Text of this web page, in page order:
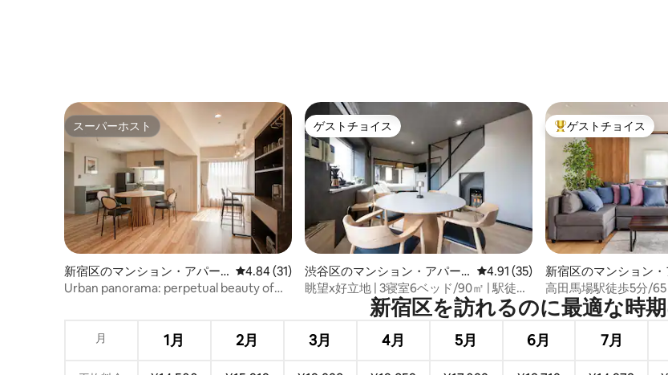
スーパーホスト
スーパーホスト
新宿区のマンション・アパー
ト
レビュー31件、5つ星中4.84つ星の平均評価
4.84 (31)
Urban panorama: perpetual beauty of
ゲストチョイス
ゲストチョイス
渋谷区のマンション・アパー
ト
レビュー35件、5つ星中4.91つ星の
4.91 (35)
眺望x好立地 | 3寝室6ベッド/90㎡ | 駅徒歩
4分/新宿渋谷まで10分 | 4F, ELVあり
大好評のゲストチョ
ゲストチョイス
新宿区のマンション・
高田馬場駅徒歩5分/
新宿駅10分/ガーデン
新宿区を訪⁠れ⁠るの⁠に最⁠適⁠な時⁠期⁠
月 1月 2月 3月 4月 5月 6月 7月